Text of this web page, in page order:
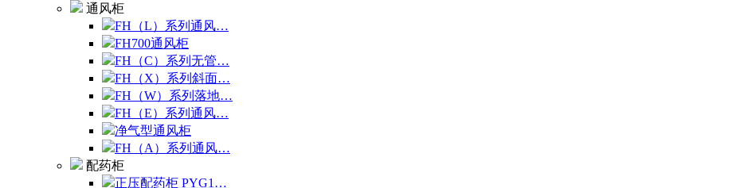
通风柜
FH（L）系列通风…
FH700通风柜
FH（C）系列无管…
FH（X）系列斜面…
FH（W）系列落地…
FH（E）系列通风…
净气型通风柜
FH（A）系列通风…
配药柜
正压配药柜 PYG1…